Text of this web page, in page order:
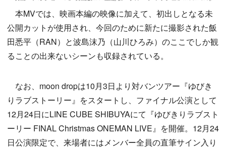
本MVでは、映画本編の映像に加えて、初出しとなる未
公開カットが使用され、今回のために新たに撮影された飯
田悉平（RAN）と波島沫乃（山川ひろみ）のここでしか観
ることの出来ないシーンも収録されている。
なお、moon dropは10月3日より対バンツアー『ゆびき
りラブストーリー』をスタートし、ファイナル公演として
12月24日にLINE CUBE SHIBUYAにて『ゆびきりラブスト
ーリー FINAL Christmas ONEMAN LIVE』を開催。12月24
日公演限定で、来場者にはメンバー全員の直筆サイン入り